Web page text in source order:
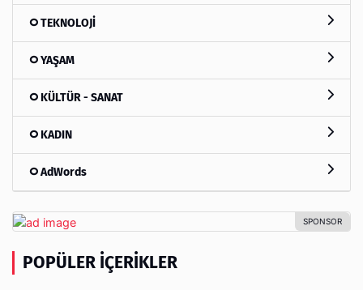
TEKNOLOJİ
YAŞAM
KÜLTÜR - SANAT
KADIN
AdWords
POPÜLER İÇERIKLER